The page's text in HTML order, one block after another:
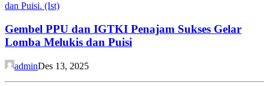
Gembel PPU dan IGTKI Penajam Sukses Gelar
Lomba Melukis dan Puisi
adminDes 13, 2025